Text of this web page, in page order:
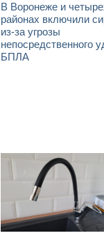
В Воронеже и
районах включили
из-за угрозы
непосредственного
БПЛА